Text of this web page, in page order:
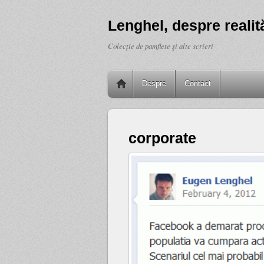
Lenghel, despre
Colecţie de pamflete şi alte scrieri
Despre Contact
corporate